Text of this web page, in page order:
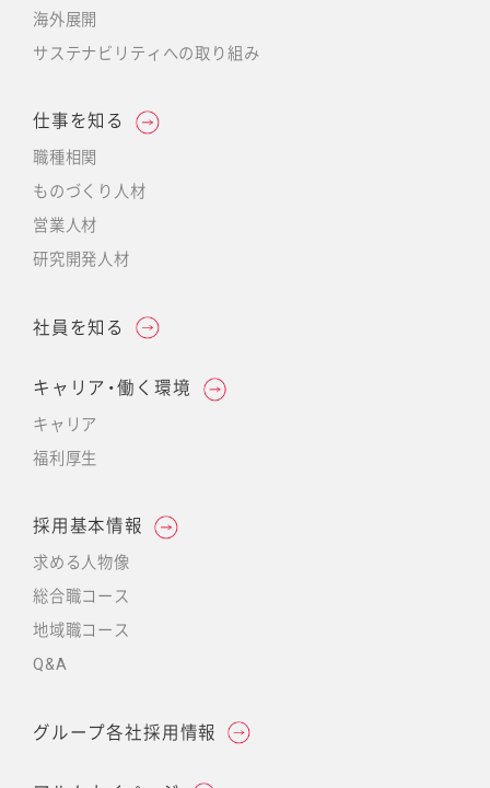
海外展開
サステナビリティへの取り組み
仕事を知る
職種相関
ものづくり人材
営業人材
研究開発人材
社員を知る
キャリア・働く環境
キャリア
福利厚生
採用基本情報
求める人物像
総合職コース
地域職コース
Q&A
グループ各社採用情報